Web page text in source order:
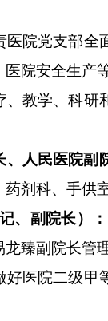
医院党支部全
医院安全生产
、教学、科研
人民医院副
药剂科、手供
、副院长）：
龙臻副院长管
好医院二级甲